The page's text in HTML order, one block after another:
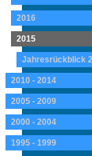
2016
2015
Jahresrückblick
2010 - 2014
2005 - 2009
2000 - 2004
1995 - 1999